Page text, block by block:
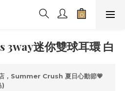
3way迷你雙球耳環 白
，Summer Crush 夏日心動節💗
)